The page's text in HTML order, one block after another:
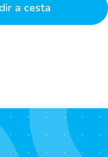
a cesta